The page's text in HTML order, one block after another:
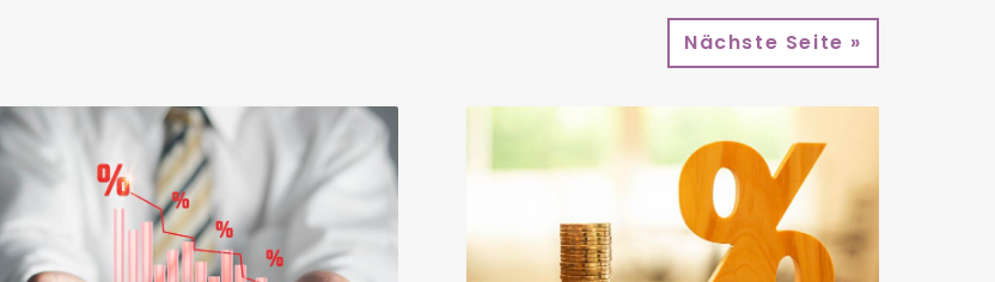
Nächste Seite »